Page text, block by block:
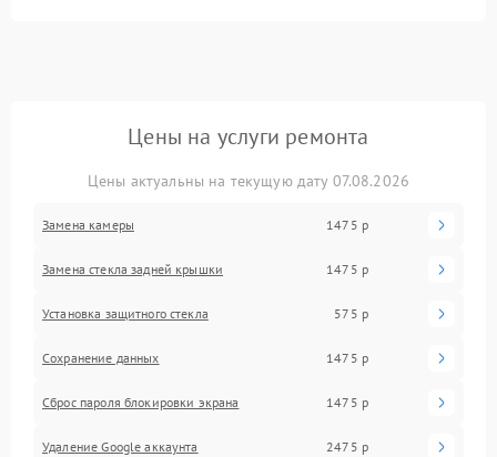
Цены на услуги ремонта
Цены актуальны на текущую дату 07.08.2026
Замена камеры 1475 р
Замена стекла задней крышки 1475 р
Установка защитного стекла 575 р
Сохранение данных 1475 р
Сброс пароля блокировки экрана 1475 р
Удаление Google аккаунта 2475 р